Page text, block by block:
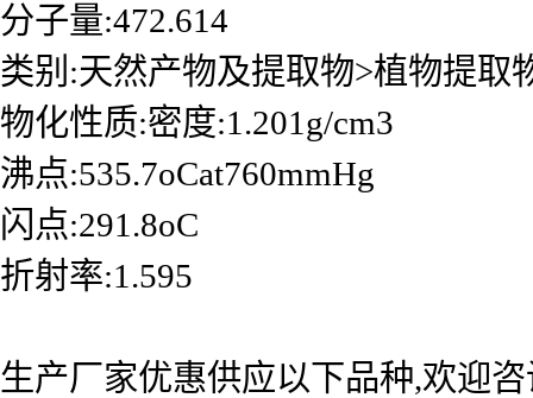
分子量:472.614
类别:天然产物及提取物>植物提取
物化性质:密度:1.201g/cm3
沸点:535.7oCat760mmHg
闪点:291.8oC
折射率:1.595
生产厂家优惠供应以下品种,欢迎